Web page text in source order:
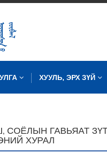
ХУУЛЬ, ЭРХ ЗҮЙ
СОЁЛЫН ГАВЬЯАТ
ХУРАЛ